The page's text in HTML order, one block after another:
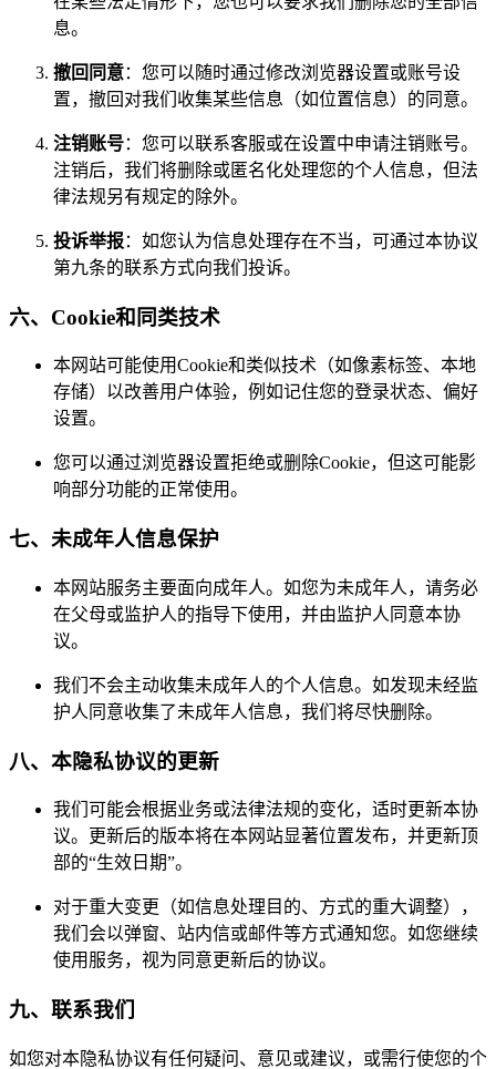
息。
撤回同意：您可以随时通过修改浏览器设置或账号设
置，撤回对我们收集某些信息（如位置信息）的同意。
注销账号：您可以联系客服或在设置中申请注销账号。
注销后，我们将删除或匿名化处理您的个人信息，但法
律法规另有规定的除外。
投诉举报：如您认为信息处理存在不当，可通过本协议
第九条的联系方式向我们投诉。
六、Cookie和同类技术
本网站可能使用Cookie和类似技术（如像素标签、本地
存储）以改善用户体验，例如记住您的登录状态、偏好
设置。
您可以通过浏览器设置拒绝或删除Cookie，但这可能影
响部分功能的正常使用。
七、未成年人信息保护
本网站服务主要面向成年人。如您为未成年人，请务必
在父母或监护人的指导下使用，并由监护人同意本协
议。
我们不会主动收集未成年人的个人信息。如发现未经监
护人同意收集了未成年人信息，我们将尽快删除。
八、本隐私协议的更新
我们可能会根据业务或法律法规的变化，适时更新本协
议。更新后的版本将在本网站显著位置发布，并更新顶
部的“生效日期”。
对于重大变更（如信息处理目的、方式的重大调整），
我们会以弹窗、站内信或邮件等方式通知您。如您继续
使用服务，视为同意更新后的协议。
九、联系我们
如您对本隐私协议有任何疑问、意见或建议，或需行使您的个